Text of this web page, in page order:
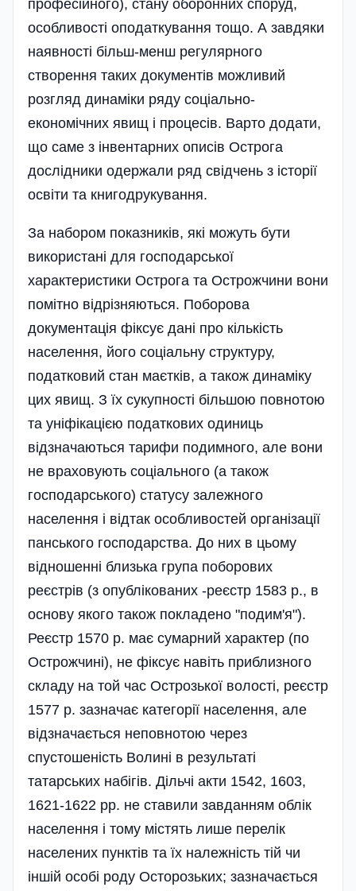
професійного), стану оборонних споруд,
особливості оподаткування тощо. А завдяки
наявності більш-менш регулярного
створення таких документів можливий
розгляд динаміки ряду соціально-
економічних явищ і процесів. Варто додати,
що саме з інвентарних описів Острога
дослідники одержали ряд свідчень з історії
освіти та книгодрукування.
За набором показників, які можуть бути
використані для господарської
характеристики Острога та Острожчини вони
помітно відрізняються. Поборова
документація фіксує дані про кількість
населення, його соціальну структуру,
податковий стан маєтків, а також динаміку
цих явищ. З їх сукупності більшою повнотою
та уніфікацією податкових одиниць
відзначаються тарифи подимного, але вони
не враховують соціального (а також
господарського) статусу залежного
населення і відтак особливостей організації
панського господарства. До них в цьому
відношенні близька група поборових
реєстрів (з опублікованих -реєстр 1583 р., в
основу якого також покладено "подим'я").
Реєстр 1570 р. має сумарний характер (по
Острожчині), не фіксує навіть приблизного
складу на той час Острозької волості, реєстр
1577 р. зазначає категорії населення, але
відзначається неповнотою через
спустошеність Волині в результаті
татарських набігів. Дільчі акти 1542, 1603,
1621-1622 pp. не ставили завданням облік
населення і тому містять лише перелік
населених пунктів та їх належність тій чи
іншій особі роду Осторозьких; зазначається